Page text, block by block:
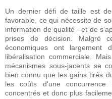
Un dernier défi de taille est
favorable, ce qui nécessite de
information de qualité –et de
prises de décision. Malgré
économiques ont largement
libéralisation commerciale.
mécanismes sous-jacents se
bien connu que les gains tirés
les coûts d'une concurrence
concentrés et donc plus